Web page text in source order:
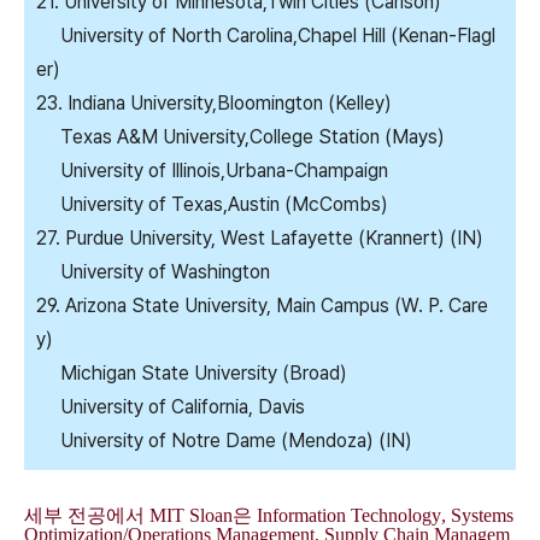
University of North Carolina,Chapel Hill (Kenan-Flagl
er)
23. Indiana University,Bloomington (Kelley)
Texas A&M University,College Station (Mays)
University of Illinois,Urbana-Champaign
University of Texas,Austin (McCombs)
27. Purdue University, West Lafayette (Krannert) (IN)
University of Washington
29. Arizona State University, Main Campus (W. P. Care
y)
Michigan State University (Broad)
University of California, Davis
University of Notre Dame (Mendoza) (IN)
세부 전공에서 MIT Sloan은 Information Technology, Systems
Optimization/Operations Management, Supply Chain Managem